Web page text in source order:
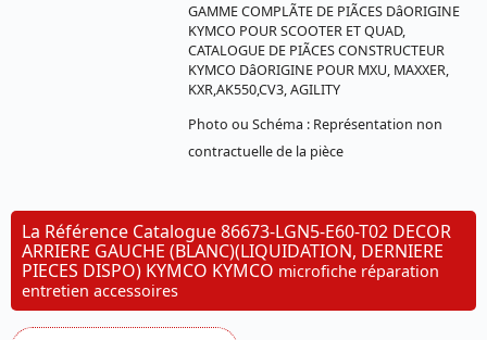
GAMME COMPLÃTE DE PIÃCES DâORIGINE
KYMCO POUR SCOOTER ET QUAD,
CATALOGUE DE PIÃCES CONSTRUCTEUR
KYMCO DâORIGINE POUR MXU, MAXXER,
KXR,AK550,CV3, AGILITY
Photo ou Schéma : Représentation non
contractuelle de la pièce
La Référence Catalogue 86673-LGN5-E60-T02 DECOR
ARRIERE GAUCHE (BLANC)(LIQUIDATION, DERNIERE
PIECES DISPO) KYMCO KYMCO microfiche réparation
entretien accessoires